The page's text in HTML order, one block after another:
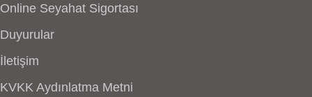
Online Seyahat Sigortası
Duyurular
İletişim
KVKK Aydınlatma Metni